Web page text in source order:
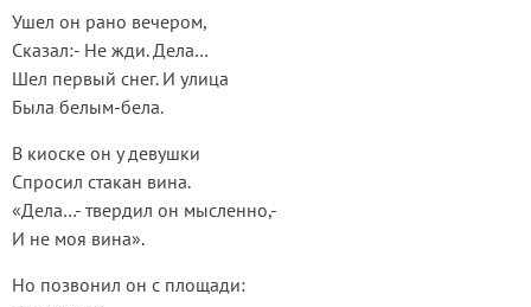
Ушел он рано вечером,
Сказал:- Не жди. Дела…
Шел первый снег. И улица
Была белым-бела.
В киоске он у девушки
Спросил стакан вина.
«Дела…- твердил он мысленно,-
И не моя вина».
Но позвонил он с площади: